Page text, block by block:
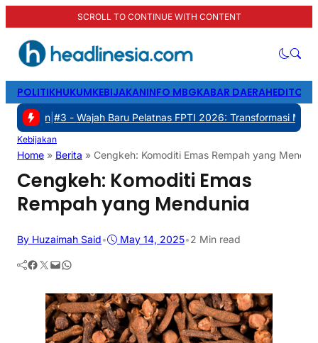
SCROLL TO CONTINUE WITH CONTENT
POLITIKHUKUMKEBIJAKANINFO MBGKABAR DAERAH
Wajah Baru Pelatnas FPTI 2026: Transformasi Manajemen,
Kebijakan
Home » Berita » Cengkeh: Komoditi Emas Rempah yang
Cengkeh: Komoditi Emas
Rempah yang Mendunia
By Huzaimah Said• May 14, 2025•2 Min read
Facebook Twitter Mail WhatsApp